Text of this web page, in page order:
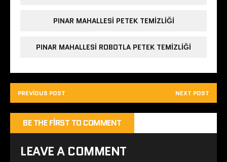
PINAR MAHALLESI PETEK TEMIZLIĞI
PINAR MAHALLESI ROBOTLA PETEK TEMIZLIĞI
PREVIOUS POST NEXT POST
BE THE FIRST TO COMMENT
LEAVE A COMMENT